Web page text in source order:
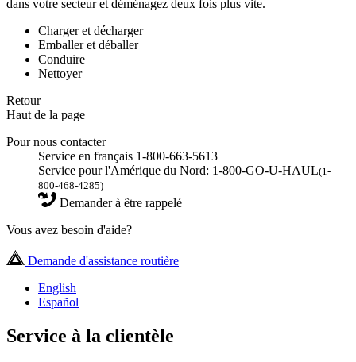
dans votre secteur et déménagez deux fois plus vite.
Charger et décharger
Emballer et déballer
Conduire
Nettoyer
Retour
Haut de la page
Pour nous contacter
Service en français 1-800-663-5613
Service pour l'Amérique du Nord: 1-800-GO-U-HAUL(1-
800-468-4285)
Demander à être rappelé
Vous avez besoin d'aide?
Demande d'assistance routière
English
Español
Service à la clientèle